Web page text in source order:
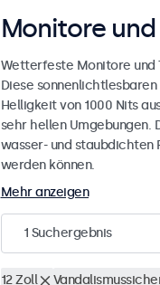
Monitore
Wetterfeste Monitore und
Diese
Helligkeit von 1000 Nits
sehr hellen Umgebungen.
wasser- und
werden können.
Mehr anzeigen
1 Suchergebnis
12 Zoll